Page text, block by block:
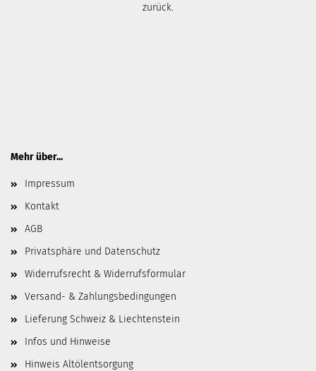
zurück.
Mehr über...
Impressum
Kontakt
AGB
Privatsphäre und Datenschutz
Widerrufsrecht & Widerrufsformular
Versand- & Zahlungsbedingungen
Lieferung Schweiz & Liechtenstein
Infos und Hinweise
Hinweis Altölentsorgung